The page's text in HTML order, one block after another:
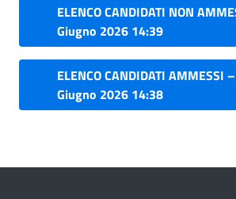
ELENCO CANDIDATI NON
Giugno 2026 14:39
ELENCO CANDIDATI AMMESSI
Giugno 2026 14:38